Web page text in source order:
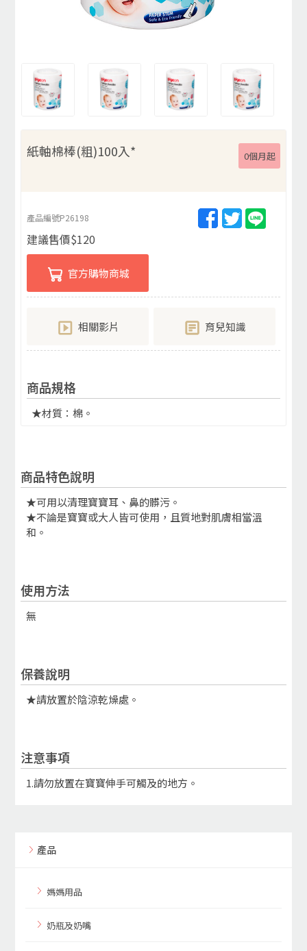
紙軸棉棒(粗)100入* 0個月起
產品編號P26198
建議售價$120
官方購物商城
相關影片 育兒知識
商品規格
★材質：棉。
商品特色說明
★可用以清理寶寶耳、鼻的髒污。
★不論是寶寶或大人皆可使用，且質地對肌膚相當溫
和。
使用方法
無
保養說明
★請放置於陰涼乾燥處。
注意事項
1.請勿放置在寶寶伸手可觸及的地方。
產品
媽媽用品
奶瓶及奶嘴